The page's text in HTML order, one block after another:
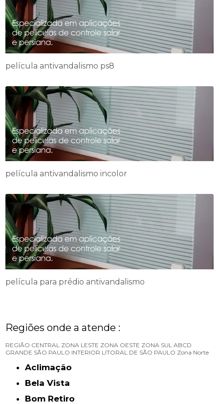
película antivandalismo ps8
película antivandalismo incolor
película para prédio antivandalismo
Regiões onde a atende :
REGIÃO CENTRAL ZONA LESTE ZONA OESTE ZONA SUL ABCD
GRANDE SÃO PAULO INTERIOR LITORAL DE SÃO PAULO Zona Norte
Aclimação
Bela Vista
Bom Retiro